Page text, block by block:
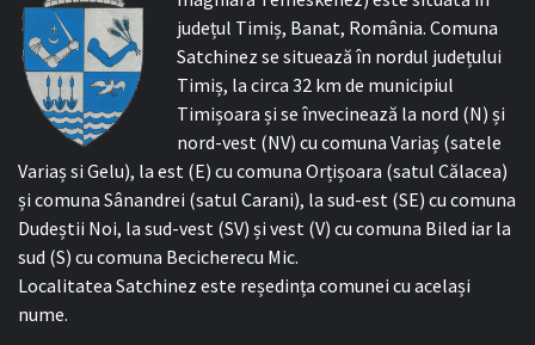
județul Timiș, Banat, România. Comuna
Satchinez se situează în nordul județului
Timiș, la circa 32 km de municipiul
Timișoara și se învecinează la nord (N) și
nord-vest (NV) cu comuna Variaș (satele
Variaș si Gelu), la est (E) cu comuna Orțișoara (satul Călacea)
și comuna Sânandrei (satul Carani), la sud-est (SE) cu comuna
Dudeștii Noi, la sud-vest (SV) și vest (V) cu comuna Biled iar la
sud (S) cu comuna Becicherecu Mic.
Localitatea Satchinez este reședința comunei cu același
nume.